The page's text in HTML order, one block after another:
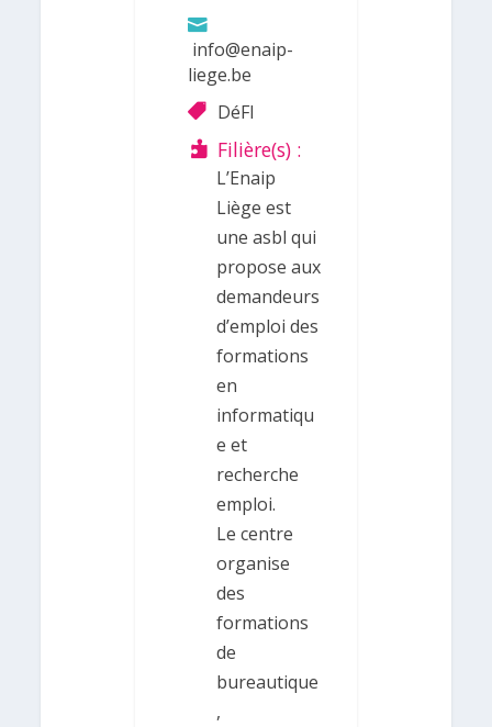
info@enaip-
liege.be
DéFI
Filière(s) :
L’Enaip
Liège est
une asbl qui
propose aux
demandeurs
d’emploi des
formations
en
informatiqu
e et
recherche
emploi.
Le centre
organise
des
formations
de
bureautique
,